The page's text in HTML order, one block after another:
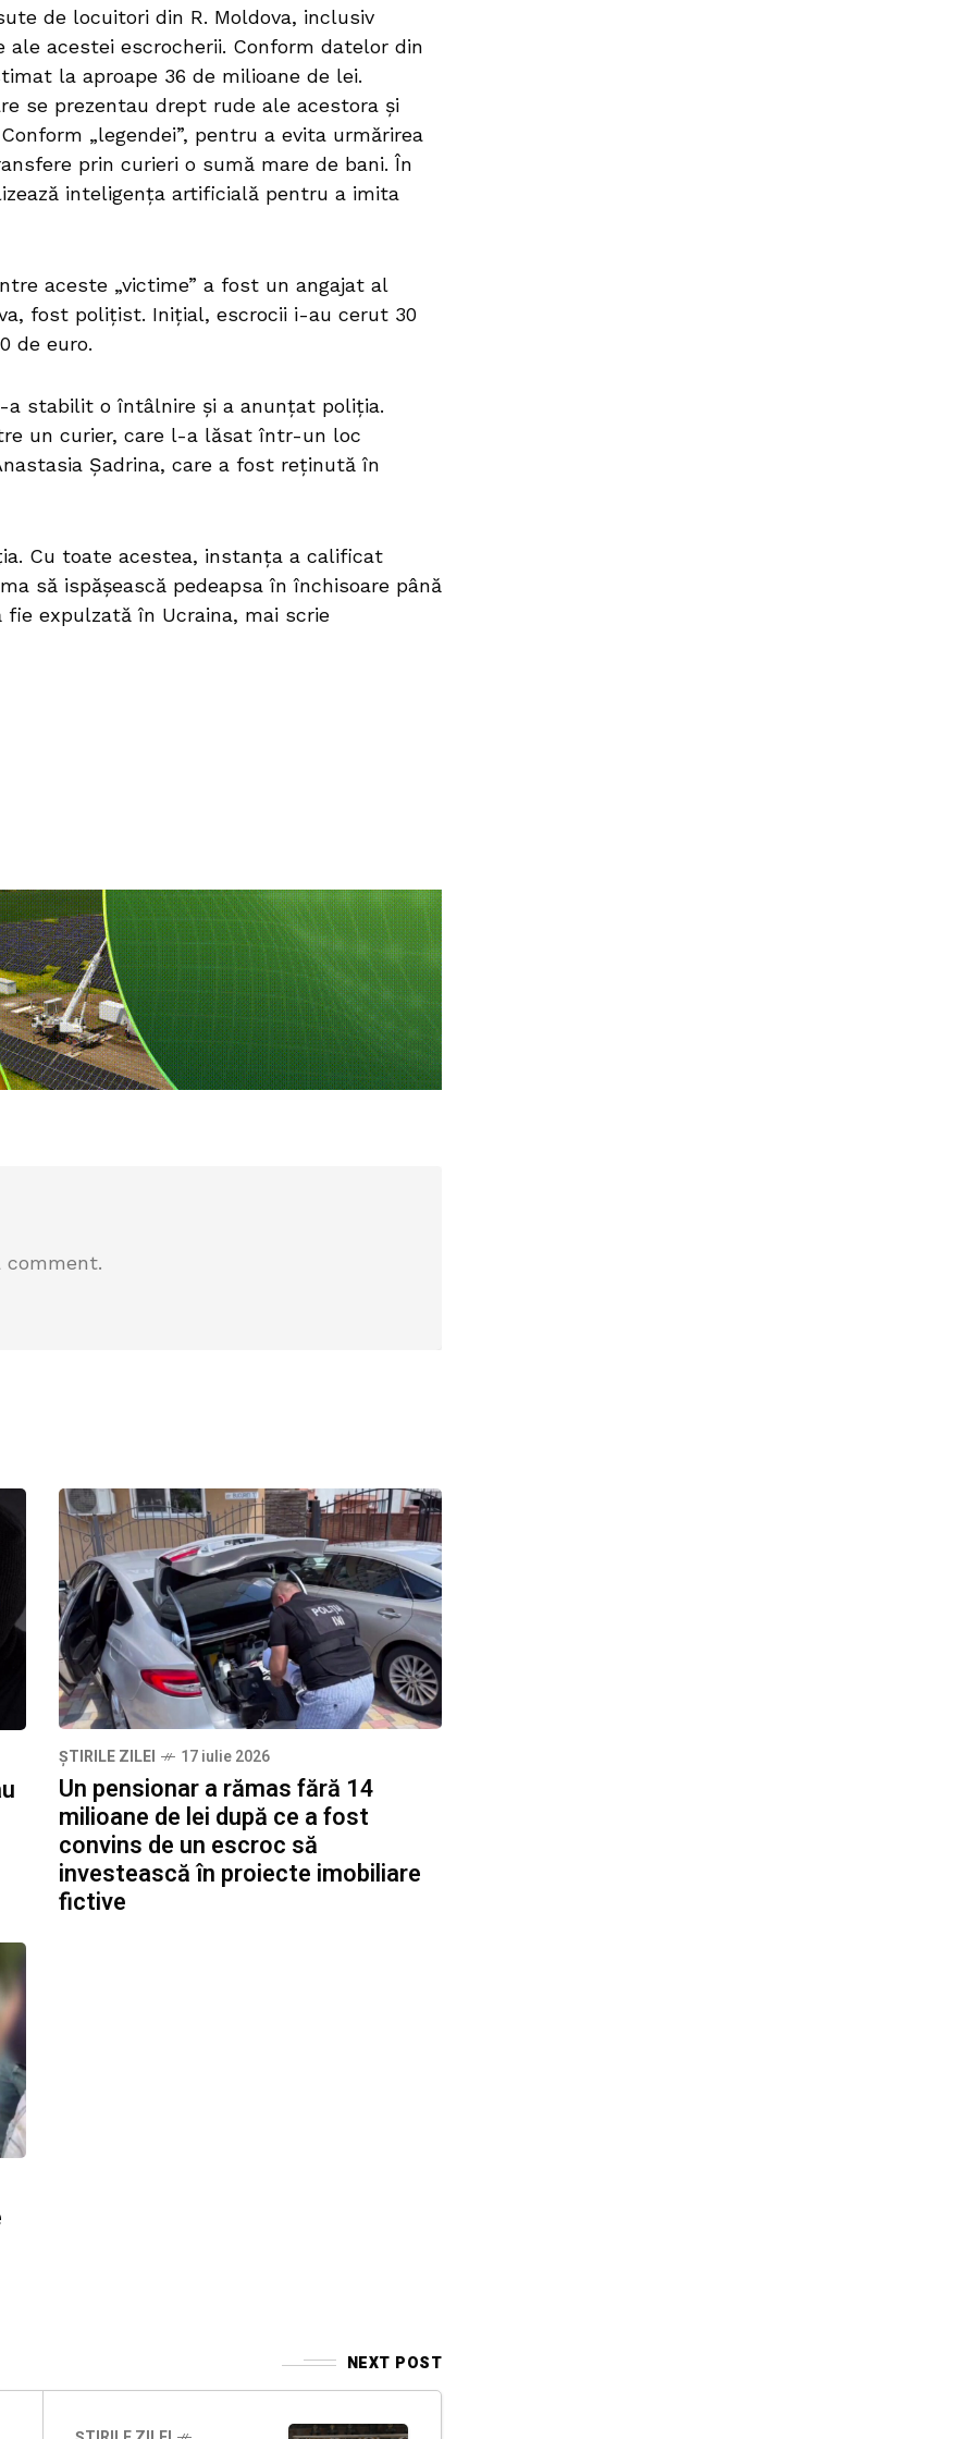
de locuitori din R. Moldova, inclusiv
acestei escrocherii. Conform datelor din
la aproape 36 de milioane de lei.
se prezentau drept rude ale acestora și
„legendei”, pentru a evita urmărirea
prin curieri o sumă mare de bani. În
inteligența artificială pentru a imita
aceste „victime” a fost un angajat al
fost polițist. Inițial, escrocii i-au cerut 30
de euro.
stabilit o întâlnire și a anunțat poliția.
un curier, care l-a lăsat într-un loc
Șadrina, care a fost reținută în
Cu toate acestea, instanța a calificat
să ispășească pedeapsa în închisoare până
expulzată în Ucraina, mai scrie
ȘTIRILE ZILEI 17 iulie 2026
Un pensionar a rămas fără 14
milioane de lei după ce a fost
convins de un escroc să
investească în proiecte imobiliare
fictive
NEXT POST